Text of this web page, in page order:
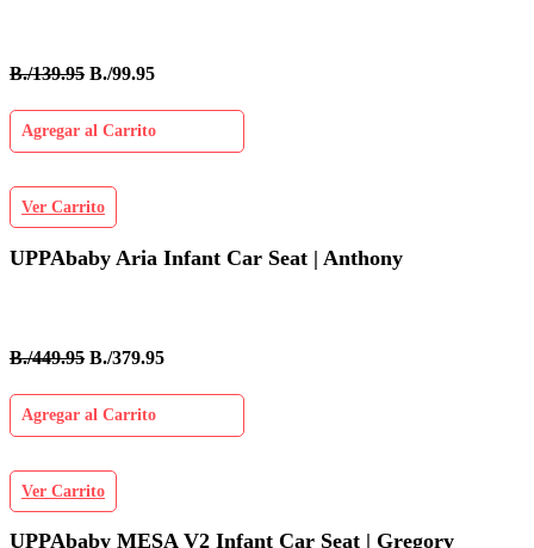
B./139.95 B./99.95
Agregar al Carrito
Ver Carrito
UPPAbaby Aria Infant Car Seat | Anthony
B./449.95 B./379.95
Agregar al Carrito
Ver Carrito
UPPAbaby MESA V2 Infant Car Seat | Gregory